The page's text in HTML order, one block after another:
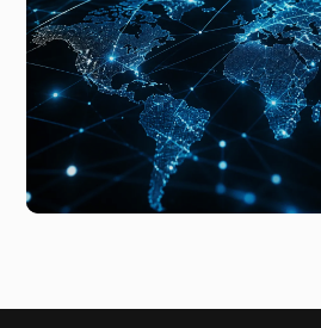
Глобальные тренды цифровой